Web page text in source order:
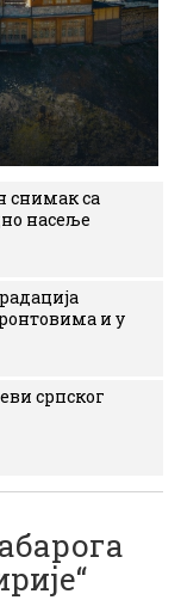
снимак са
насеље
и у
српског